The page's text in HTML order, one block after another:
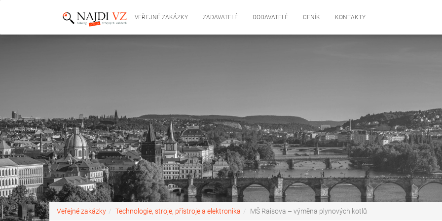
VEŘEJNÉ ZAKÁZKY ZADAVATELÉ DODAVATELÉ CENÍK KONTAKTY
Veřejné zakázky Technologie, stroje, přístroje a elektronika MŠ Raisova – výměna plynových kotlů